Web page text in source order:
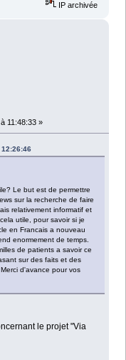
IP archivée
11:48:33 »
Le but est de permettre
sur la recherche de faire
relativement informatif et
utile, pour savoir si je
en Francais a nouveau
enormement de temps.
de patients a savoir ce
sur des faits et des
d'avance pour vos
le projet "Via